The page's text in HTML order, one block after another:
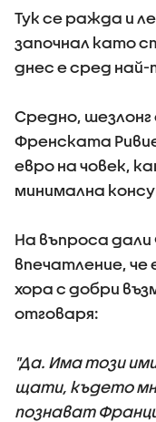
Тук се ражда и
започнал като
днес е сред
Средно, шезлонг
Френската
евро на човек,
минимална
На въпроса
впечатление, че
хора с добри
отговаря:
"Да. Има този
щати, където
познават